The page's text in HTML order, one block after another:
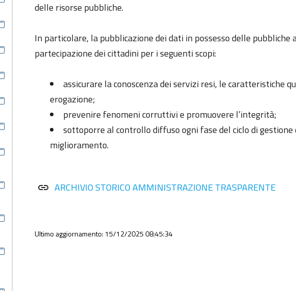
delle risorse pubbliche.
In particolare, la pubblicazione dei dati in possesso delle
partecipazione dei cittadini per i seguenti scopi:
assicurare la conoscenza dei servizi resi, le caratteristiche
erogazione;
prevenire fenomeni corruttivi e promuovere l’integrità;
sottoporre al controllo diffuso ogni fase del ciclo di
miglioramento.
link ARCHIVIO STORICO AMMINISTRAZIONE TRASPARENTE
Ultimo aggiornamento: 15/12/2025 08:45:34